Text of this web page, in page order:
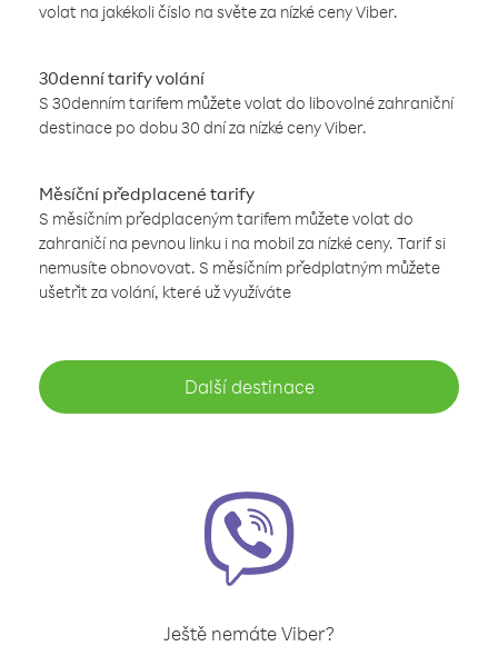
volat na jakékoli číslo na světe za nízké ceny Viber.
30denní tarify volání
S 30denním tarifem můžete volat do libovolné zahraniční
destinace po dobu 30 dní za nízké ceny Viber.
Měsíční předplacené tarify
S měsíčním předplaceným tarifem můžete volat do
zahraničí na pevnou linku i na mobil za nízké ceny. Tarif si
nemusíte obnovovat. S měsíčním předplatným můžete
ušetřit za volání, které už využíváte
Další destinace
Ještě nemáte Viber?